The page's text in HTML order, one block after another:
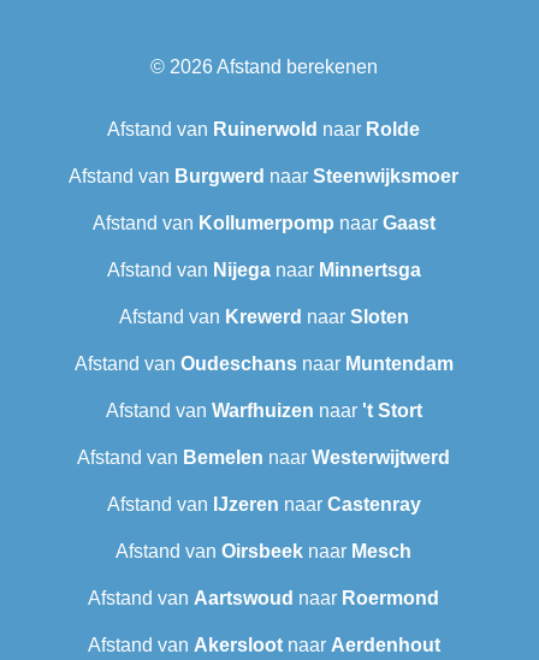
© 2026Afstand berekenen
Afstand van Ruinerwold naar Rolde
Afstand van Burgwerd naar Steenwijksmoer
Afstand van Kollumerpomp naar Gaast
Afstand van Nijeganaar Minnertsga
Afstand van Krewerd naar Sloten
Afstand van Oudeschansnaar Muntendam
Afstand van Warfhuizen naar 't Stort
Afstand van Bemelen naar Westerwijtwerd
Afstand van IJzeren naar Castenray
Afstand van Oirsbeek naar Mesch
Afstand van Aartswoud naar Roermond
Afstand van Akerslootnaar Aerdenhout